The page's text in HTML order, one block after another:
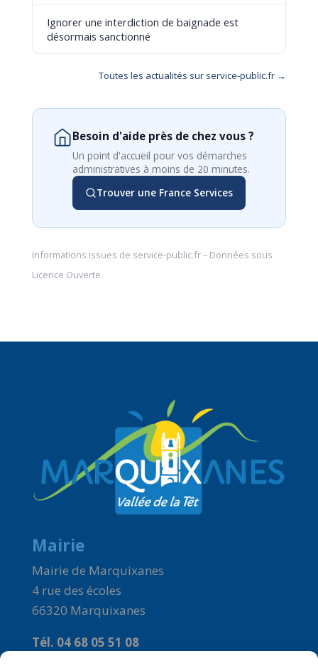
Ignorer une interdiction de baignade est
désormais sanctionné
Toutes les actualités sur service-public.fr →
Besoin d'aide près de chez vous ?
Un point d'accueil pour vos démarches
administratives à moins de 20 minutes.
Trouver une France Services
Informations issues de service-public.fr– Données sous
Licence Ouverte.
Mairie
Mairie de Marquixanes
4 rue des écoles
66320 Marquixanes
Tél. 04 68 05 51 08